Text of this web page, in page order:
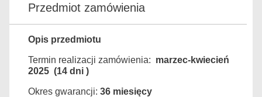
Przedmiot zamówienia
Opis przedmiotu
Termin realizacji zamówienia: marzec-kwiecień
2025 (14 dni )
Okres gwarancji: 36 miesięcy